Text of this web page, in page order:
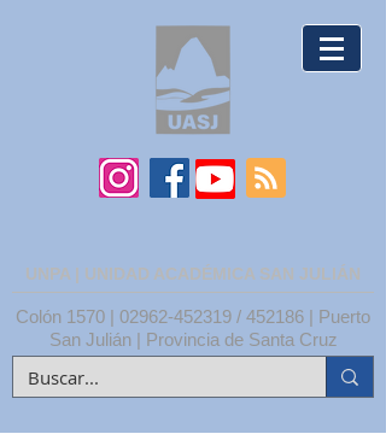
UNPA | UNIDAD ACADÉMICA SAN JULIÁN
Colón 1570 | 02962-452319 / 452186 | Puerto
San Julián | Provincia de Santa Cruz